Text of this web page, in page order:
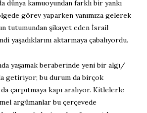
dünya kamuoyundan farklı bir yankı
görev yaparken yanımıza gelerek
tutumundan şikayet eden İsrail
yaşadıklarını aktarmaya çabalıyordu.
yaşamak beraberinde yeni bir algı/
getiriyor; bu durum da birçok
çarpıtmaya kapı aralıyor. Kitlelerle
argümanlar bu çerçevede